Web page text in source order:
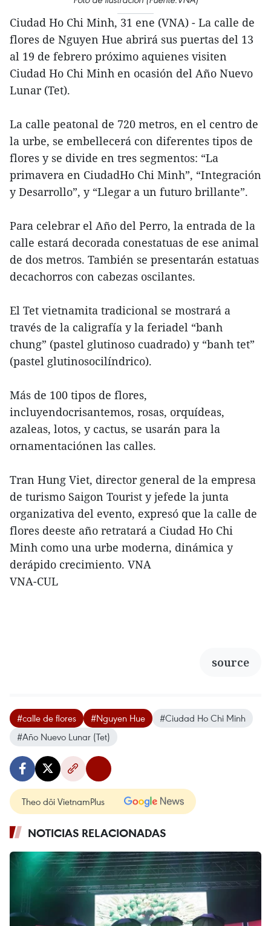
Ciudad Ho Chi Minh, 31 ene (VNA) - La calle de
flores de Nguyen Hue abrirá sus puertas del 13
al 19 de febrero próximo aquienes visiten
Ciudad Ho Chi Minh en ocasión del Año Nuevo
Lunar (Tet).
La calle peatonal de 720 metros, en el centro de
la urbe, se embellecerá con diferentes tipos de
flores y se divide en tres segmentos: “La
primavera en CiudadHo Chi Minh”, “Integración
y Desarrollo”, y “Llegar a un futuro brillante”.
Para celebrar el Año del Perro, la entrada de la
calle estará decorada conestatuas de ese animal
de dos metros. También se presentarán estatuas
decachorros con cabezas oscilantes.
El Tet vietnamita tradicional se mostrará a
través de la caligrafía y la feriadel “banh
chung” (pastel glutinoso cuadrado) y “banh tet”
(pastel glutinosocilíndrico).
Más de 100 tipos de flores,
incluyendocrisantemos, rosas, orquídeas,
azaleas, lotos, y cactus, se usarán para la
ornamentaciónen las calles.
Tran Hung Viet, director general de la empresa
de turismo Saigon Tourist y jefede la junta
organizativa del evento, expresó que la calle de
flores deeste año retratará a Ciudad Ho Chi
Minh como una urbe moderna, dinámica y
derápido crecimiento. VNA
VNA-CUL
source
#calle de flores #Nguyen Hue
#Ciudad Ho Chi Minh
#Año Nuevo Lunar (Tet)
Theo dõi VietnamPlus
NOTICIAS RELACIONADAS